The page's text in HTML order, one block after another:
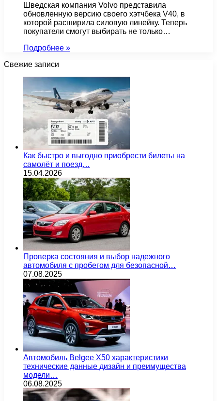
Шведская компания Volvo представила
обновленную версию своего хэтчбека V40, в
которой расширила силовую линейку. Теперь
покупатели смогут выбирать не только…
Подробнее »
Свежие записи
Как быстро и выгодно приобрести билеты на
самолёт и поезд…
15.04.2026
Проверка состояния и выбор надежного
автомобиля с пробегом для безопасной…
07.08.2025
Автомобиль Belgee X50 характеристики
технические данные дизайн и преимущества
модели…
06.08.2025